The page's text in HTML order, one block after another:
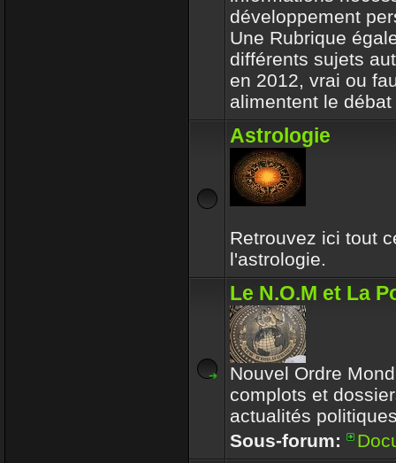
développement
Une Rubrique
différents sujets
en 2012, vrai ou
alimentent le débat
Astrologie
Retrouvez ici tout
l'astrologie.
Le N.O.M et La
Nouvel Ordre
complots et
actualités
Sous-forum: